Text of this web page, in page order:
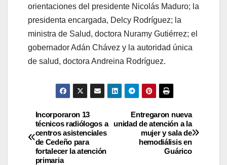
orientaciones del presidente Nicolás Maduro; la
presidenta encargada, Delcy Rodríguez; la
ministra de Salud, doctora Nuramy Gutiérrez; el
gobernador Adán Chávez y la autoridad única
de salud, doctora Andreina Rodríguez.
Entregaron nueva
unidad de atención a la
mujer y sala de
hemodiálisis en
Guárico
Incorporaron 13
técnicos radiólogos a
centros asistenciales
de Cedeño para
fortalecer la atención
primaria